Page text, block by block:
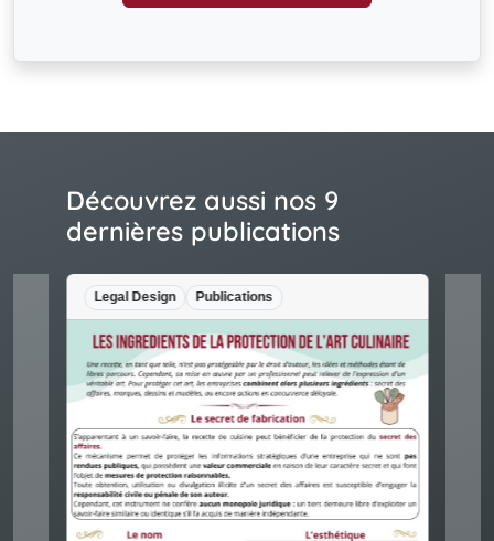
Découvrez aussi nos 9
dernières publications
Legal Design Publications